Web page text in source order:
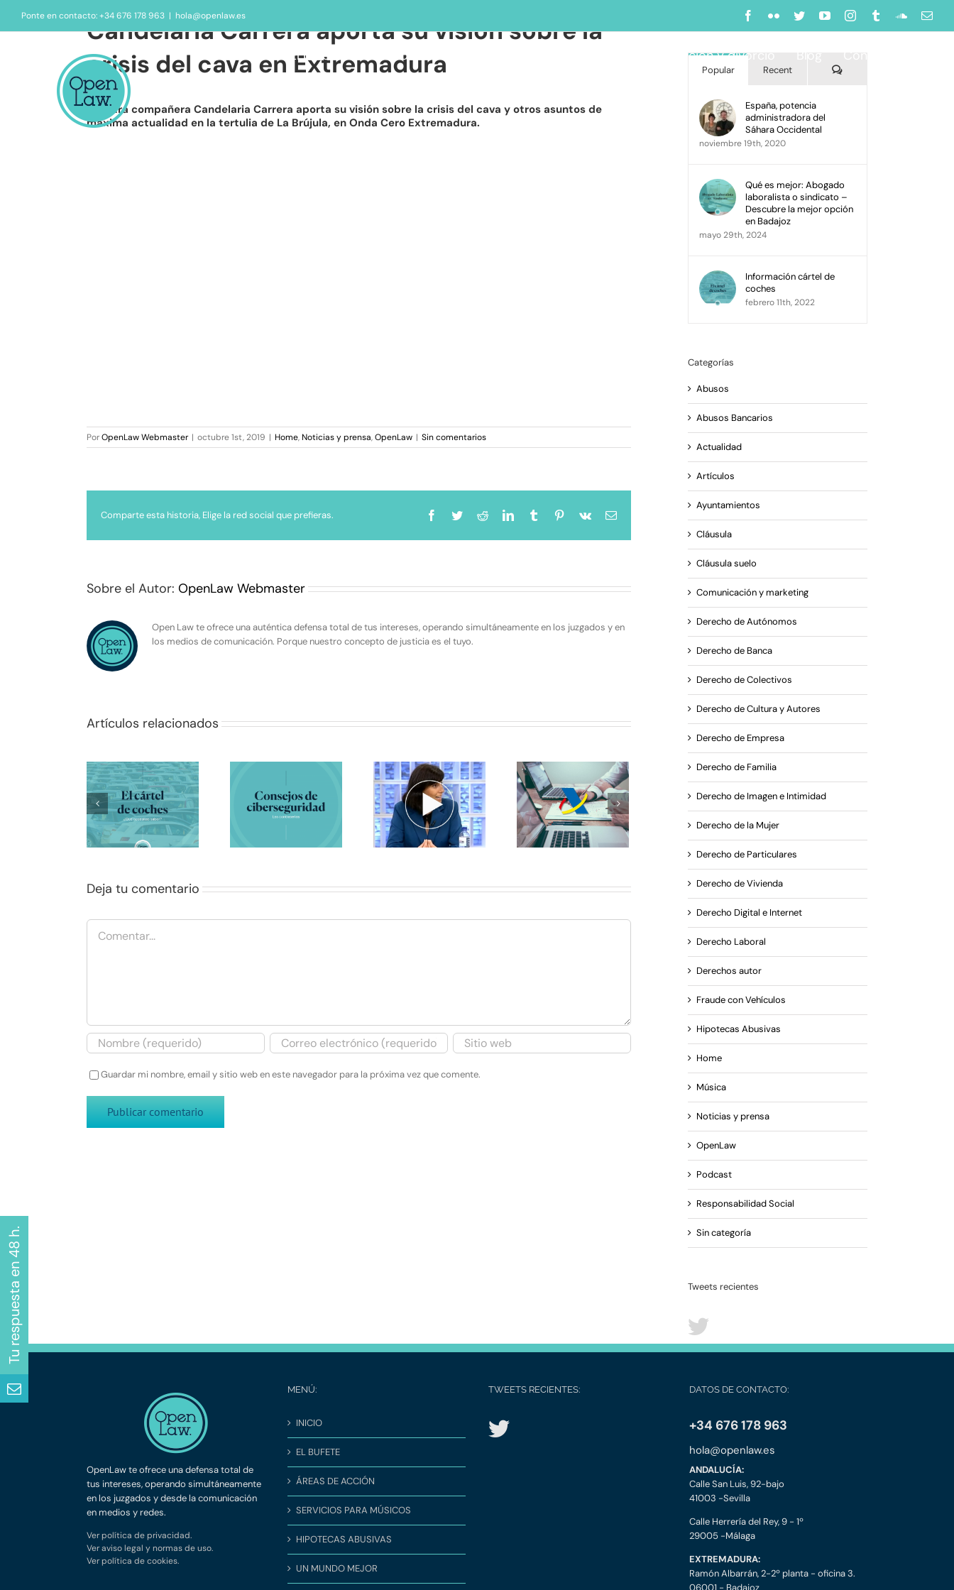
contenido
Ponte en contacto: +34 676 178 963 | hola@openlaw.es Facebook
FlickrTwitterYouTubeInstagram
Tumblr
El bufete Áreas de acción Separación y divorcio
Candelaria Carrera aporta su visión sobre la
crisis del cava en Extremadura
Nuestra compañera Candelaria Carrera aporta su visión sobre la crisis del cava y otros asuntos de
máxima actualidad en la tertulia de La Brújula, en Onda Cero Extremadura.
PorOpenLaw Webmaster | octubre 1st, 2019 | Home,Noticias y prensa,OpenLaw | Sin comentarios
Comparte esta historia, Elige la red social que prefieras. Facebook
TwitterRedditLinkedInTumblr Pinterest
Vk
Correo
Sobre el Autor: OpenLaw Webmaster
Open Law te ofrece una auténtica defensa total de tus intereses, operando simultáneamente en los juzgados y en
los medios de comunicación. Porque nuestro concepto de justicia es el tuyo.
Artículos relacionados
Consejos de
Ciberseguridad: las
contraseñas
aborda el
importante asunto
de la segunda
profesionales y
No te compliques la
vida, te hacemos la
declaración de la
renta
No dejes que tu
tarjeta revolving te
revuelva las tripas
Deja tu comentario
Comentar
Guardar mi nombre, email y sitio web en este navegador para la próxima vez que comente.
Popular Recent Comments
España, potencia
administradora del
Sáhara Occidental
noviembre 19th, 2020
Qué es mejor: Abogado
laboralista o sindicato –
Descubre la mejor opción
en Badajoz
mayo 29th, 2024
Información cártel de
coches
febrero 11th, 2022
Categorías
Abusos
Abusos Bancarios
Actualidad
Artículos
Ayuntamientos
Cláusula
Cláusula suelo
Comunicación y marketing
Derecho de Autónomos
Derecho de Banca
Derecho de Colectivos
Derecho de Cultura y Autores
Derecho de Empresa
Derecho de Familia
Derecho de Imagen e Intimidad
Derecho de la Mujer
Derecho de Particulares
Derecho de Vivienda
Derecho Digital e Internet
Derecho Laboral
Derechos autor
Fraude con Vehículos
Hipotecas Abusivas
Home
Música
Noticias y prensa
OpenLaw
Podcast
Responsabilidad Social
Sin categoría
Tweets recientes
OpenLaw te ofrece una defensa total de
tus intereses, operando simultáneamente
en los juzgados y desde la comunicación
en medios y redes.
Ver política de privacidad.
Ver aviso legal y normas de uso.
Ver política de cookies.
MENÚ:
INICIO
EL BUFETE
ÁREAS DE ACCIÓN
SERVICIOS PARA MÚSICOS
HIPOTECAS ABUSIVAS
UN MUNDO MEJOR
TWEETS RECIENTES: DATOS DE CONTACTO:
+34 676 178 963
hola@openlaw.es
ANDALUCÍA:
Calle San Luis, 92-bajo
41003 -Sevilla
Calle Herrería del Rey, 9 - 1º
29005 -Málaga
EXTREMADURA:
Ramón Albarrán, 2-2º planta - oficina 3.